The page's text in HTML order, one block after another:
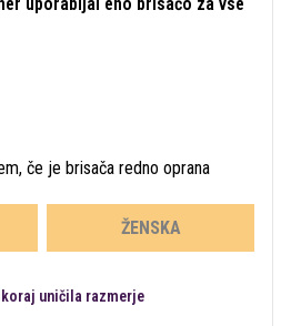
če je brisača redno oprana
ŽENSKA
uničila razmerje